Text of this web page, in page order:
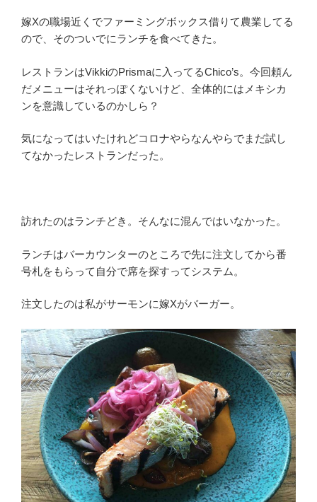
嫁Xの職場近くでファーミングボックス借りて農業してる
ので、そのついでにランチを食べてきた。
レストランはVikkiのPrismaに入ってるChico’s。今回頼ん
だメニューはそれっぽくないけど、全体的にはメキシカ
ンを意識しているのかしら？
気になってはいたけれどコロナやらなんやらでまだ試し
てなかったレストランだった。
訪れたのはランチどき。そんなに混んではいなかった。
ランチはバーカウンターのところで先に注文してから番
号札をもらって自分で席を探すってシステム。
注文したのは私がサーモンに嫁Xがバーガー。